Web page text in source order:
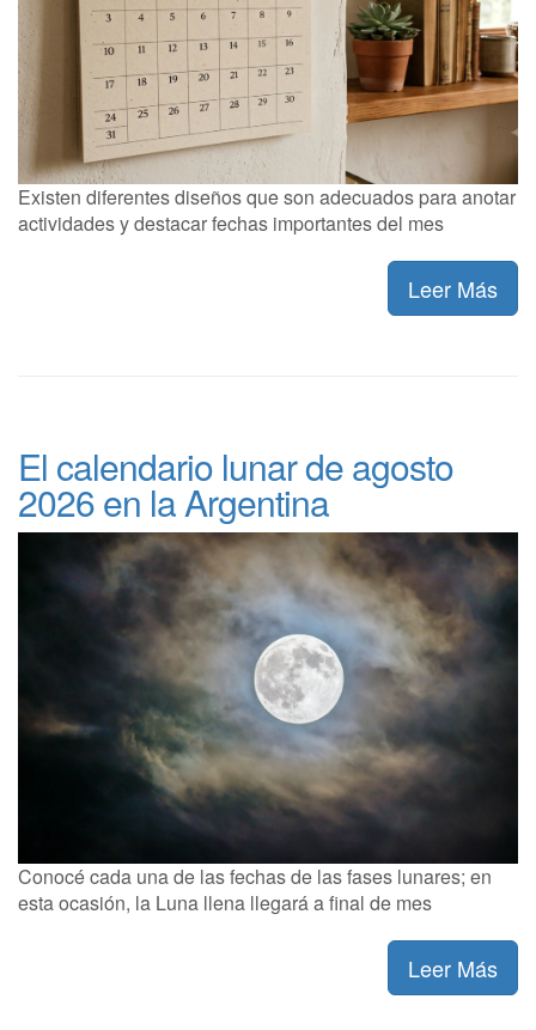
Existen diferentes diseños que son adecuados para anotar
actividades y destacar fechas importantes del mes
Leer Más
El calendario lunar de agosto
2026 en la Argentina
Conocé cada una de las fechas de las fases lunares; en
esta ocasión, la Luna llena llegará a final de mes
Leer Más